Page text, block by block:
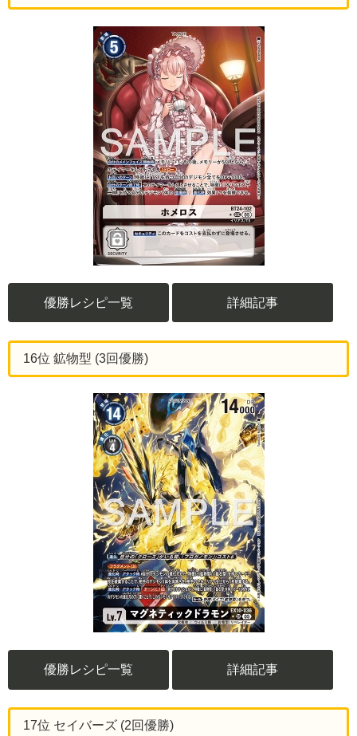
優勝レシピ一覧 詳細記事
16位 鉱物型 (3回優勝)
優勝レシピ一覧 詳細記事
17位 セイバーズ (2回優勝)